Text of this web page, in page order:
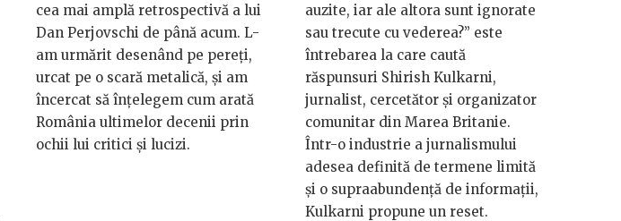
cea mai amplă retrospectivă a lui
Dan Perjovschi de până acum. L-
am urmărit desenând pe pereți,
urcat pe o scară metalică, și am
încercat să înțelegem cum arată
România ultimelor decenii prin
ochii lui critici și lucizi.
auzite, iar ale altora sunt ignorate
sau trecute cu vederea?” este
întrebarea la care caută
răspunsuri Shirish Kulkarni,
jurnalist, cercetător și organizator
comunitar din Marea Britanie.
Într-o industrie a jurnalismului
adesea definită de termene limită
și o supraabundență de informații,
Kulkarni propune un reset.